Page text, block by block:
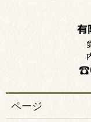
ページ